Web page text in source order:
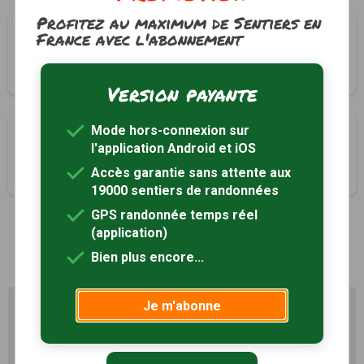
La Croix Fayard
3h00
La Croix de la Célarie
Thélis-la-Combe, Loire (42)
8 km Tracé GPS
Profitez au maximum de
Sentiers en France avec rando
+
Profitez au maximum de Sentiers en
France avec l'abonnement
Version payante
Mode hors-connexion sur
l'application Android et iOS
Accès garantie sans attente aux
19000 sentiers de randonnées
GPS randonnée temps réel
(application)
Bien plus encore...
Je m'abonne